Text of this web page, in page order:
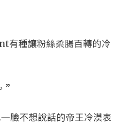
有種讓粉絲柔腸百轉的冷
”
臉不想說話的帝王冷漠表